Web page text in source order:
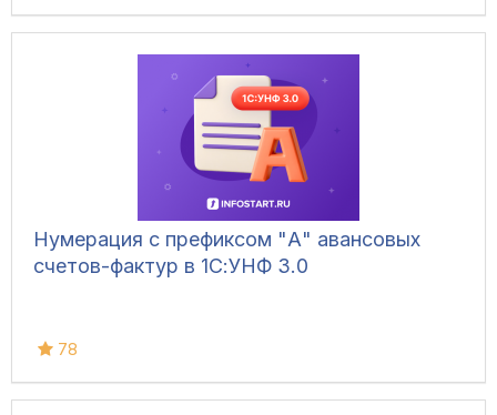
Нумерация с префиксом "А" авансовых
счетов-фактур в 1С:УНФ 3.0
78